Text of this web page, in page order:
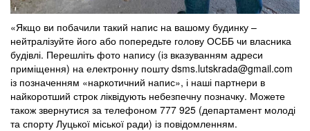
«Якщо ви побачили такий напис на вашому будинку –
нейтралізуйте його або попередьте голову ОСББ чи власника
будівлі. Перешліть фото напису (із вказуванням адреси
приміщення) на електронну пошту dsms.lutskrada@gmail.com
із позначенням «наркотичний напис», і наші партнери в
найкоротший строк ліквідують небезпечну позначку. Можете
також звернутися за телефоном 777 925 (департамент молоді
та спорту Луцької міської ради) із повідомленням.